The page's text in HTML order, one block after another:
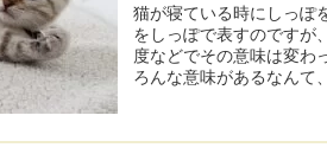
猫が寝ている時にしっぽ
をしっぽで表すのですが
度などでその意味は変わ
ろんな意味があるなんて